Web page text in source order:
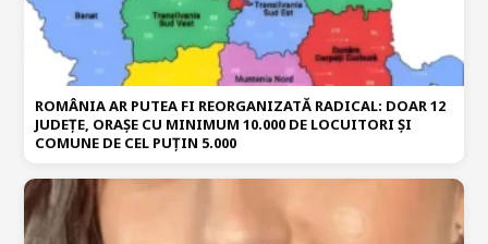
ROMÂNIA AR PUTEA FI REORGANIZATĂ RADICAL: DOAR 12
JUDEȚE, ORAȘE CU MINIMUM 10.000 DE LOCUITORI ȘI
COMUNE DE CEL PUȚIN 5.000